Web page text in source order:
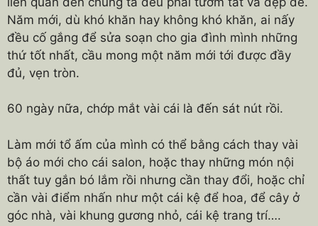
Năm mới, dù khó khăn hay không khó khăn, ai nấy
đều cố gắng để sửa soạn cho gia đình mình những
thứ tốt nhất, cầu mong một năm mới tới được đầy
đủ, vẹn tròn.
60 ngày nữa, chớp mắt vài cái là đến sát nút rồi.
Làm mới tổ ấm của mình có thể bằng cách thay vài
bộ áo mới cho cái salon, hoặc thay những món nội
thất tuy gắn bó lắm rồi nhưng cần thay đổi, hoặc chỉ
cần vài điểm nhấn như một cái kệ để hoa, để cây ở
góc nhà, vài khung gương nhỏ, cái kệ trang trí….